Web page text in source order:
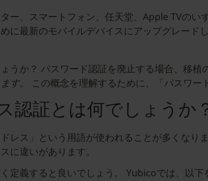
ー、スマートフォン、任天堂、Apple TVのい
に最新のモバイルデバイスにアップグレー
うか？ パスワード認証を廃止する場合、移
す。 この概念を理解するために、「パスワー
認証とは何でしょうか
レス」という用語が使われることが多くな
に違いがあります。
定義すると良いでしょう。 Yubicoでは、以下